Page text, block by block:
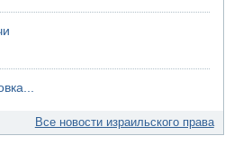
Все новости израильского права